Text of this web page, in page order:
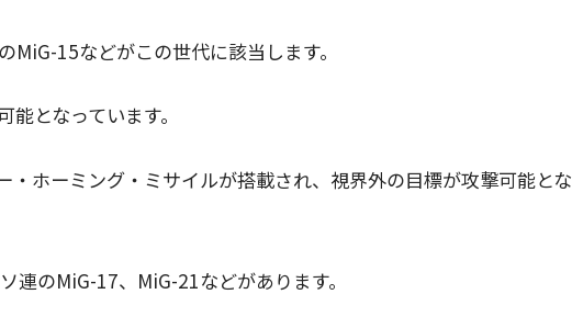
MiG-15などがこの世代に該当します。
となっています。
・ホーミング・ミサイルが搭載され、視界外の目標が攻撃可能とな
連のMiG-17、MiG-21などがあります。